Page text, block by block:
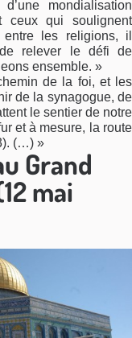
mondialisation
ceux qui soulignent
les religions, il
relever le défi de
ensemble. »
de la foi, et les
de la synagogue, de
le sentier de notre
et à mesure, la route
(…) »
Grand
mai